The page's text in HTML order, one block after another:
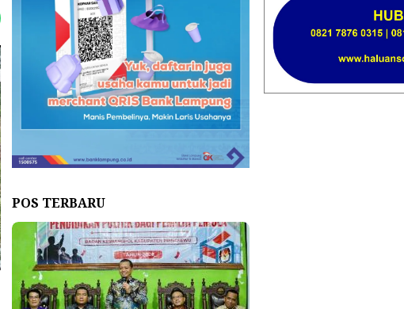
POS TERBARU